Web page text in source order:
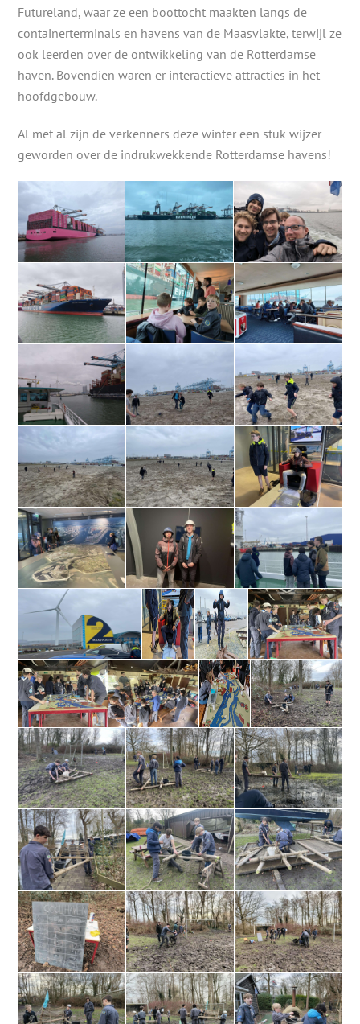
Futureland, waar ze een boottocht maakten langs de
containerterminals en havens van de Maasvlakte, terwijl ze
ook leerden over de ontwikkeling van de Rotterdamse
haven. Bovendien waren er interactieve attracties in het
hoofdgebouw.
Al met al zijn de verkenners deze winter een stuk wijzer
geworden over de indrukwekkende Rotterdamse havens!